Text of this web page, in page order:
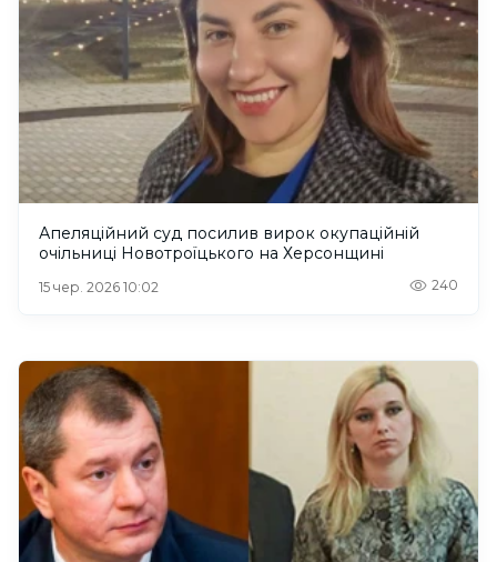
Апеляційний суд посилив вирок окупаційній
очільниці Новотроїцького на Херсонщині
15 чер. 2026 10:02 240